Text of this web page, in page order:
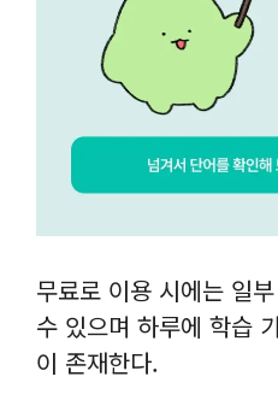
무료로 이용 시에는 일
수 있으며 하루에 학습
이 존재한다.